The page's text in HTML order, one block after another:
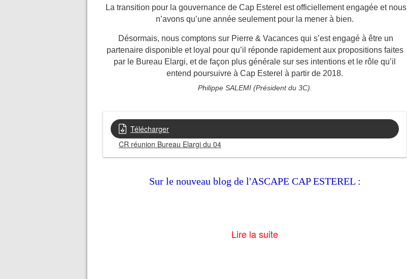
La transition pour la gouvernance de Cap Esterel est officiellement engagée et nous
n’avons qu’une année seulement pour la mener à bien.
Désormais, nous comptons sur Pierre & Vacances qui s’est engagé à être un
partenaire disponible et loyal pour qu’il réponde rapidement aux propositions faites
par le Bureau Elargi, et de façon plus générale sur ses intentions et le rôle qu’il
entend poursuivre à Cap Esterel à partir de 2018.
Philippe SALEMI (Président du 3C).
Télécharger
CR réunion Bureau Elargi du 04
Sur le nouveau blog de l'ASCAPE CAP ESTEREL :
Lire la suite